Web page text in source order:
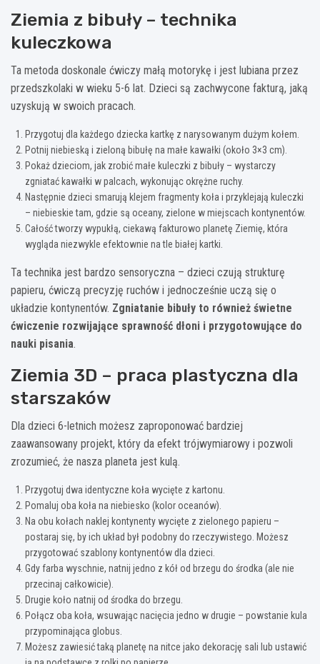
Ziemia z bibuły – technika
kuleczkowa
Ta metoda doskonale ćwiczy małą motorykę i jest lubiana przez
przedszkolaki w wieku 5-6 lat. Dzieci są zachwycone fakturą, jaką
uzyskują w swoich pracach.
Przygotuj dla każdego dziecka kartkę z narysowanym dużym kołem.
Potnij niebieską i zieloną bibułę na małe kawałki (około 3×3 cm).
Pokaż dzieciom, jak zrobić małe kuleczki z bibuły – wystarczy
zgniatać kawałki w palcach, wykonując okrężne ruchy.
Następnie dzieci smarują klejem fragmenty koła i przyklejają kuleczki
– niebieskie tam, gdzie są oceany, zielone w miejscach kontynentów.
Całość tworzy wypukłą, ciekawą fakturowo planetę Ziemię, która
wygląda niezwykle efektownie na tle białej kartki.
Ta technika jest bardzo sensoryczna – dzieci czują strukturę
papieru, ćwiczą precyzję ruchów i jednocześnie uczą się o
układzie kontynentów. Zgniatanie bibuły to również świetne
ćwiczenie rozwijające sprawność dłoni i przygotowujące do
nauki pisania.
Ziemia 3D – praca plastyczna dla
starszaków
Dla dzieci 6-letnich możesz zaproponować bardziej
zaawansowany projekt, który da efekt trójwymiarowy i pozwoli
zrozumieć, że nasza planeta jest kulą.
Przygotuj dwa identyczne koła wycięte z kartonu.
Pomaluj oba koła na niebiesko (kolor oceanów).
Na obu kołach naklej kontynenty wycięte z zielonego papieru –
postaraj się, by ich układ był podobny do rzeczywistego. Możesz
przygotować szablony kontynentów dla dzieci.
Gdy farba wyschnie, natnij jedno z kół od brzegu do środka (ale nie
przecinaj całkowicie).
Drugie koło natnij od środka do brzegu.
Połącz oba koła, wsuwając nacięcia jedno w drugie – powstanie kula
przypominająca globus.
Możesz zawiesić taką planetę na nitce jako dekorację sali lub ustawić